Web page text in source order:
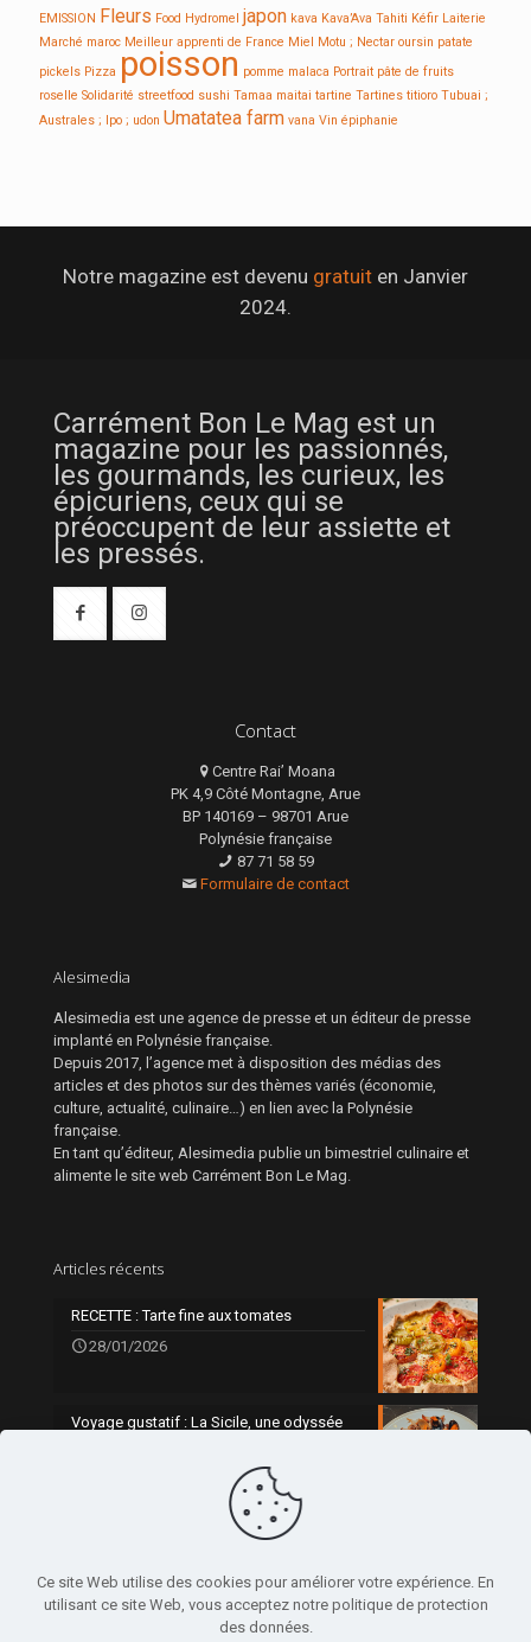
EMISSION
Fleurs Food Hydromel japon kava Kava’Ava Tahiti Kéfir Laiterie
Marché maroc Meilleur apprenti de France Miel Motu ; Nectar oursin patate
pickels Pizza poisson pomme malaca Portrait pâte de fruits
roselle Solidarité streetfood sushi Tamaa maitai tartine Tartines titioro Tubuai ;
Australes ; Ipo ; udon Umatatea farm vana Vin épiphanie
Notre magazine est devenu gratuit en Janvier
2024.
Carrément Bon Le Mag est un
magazine pour les passionnés,
les gourmands, les curieux, les
épicuriens, ceux qui se
préoccupent de leur assiette et
les pressés.
Contact
Centre Rai’ Moana
PK 4,9 Côté Montagne, Arue
BP 140169 – 98701 Arue
Polynésie française
87 71 58 59
Formulaire de contact
Alesimedia
Alesimedia est une agence de presse et un éditeur de presse
implanté en Polynésie française.
Depuis 2017, l’agence met à disposition des médias des
articles et des photos sur des thèmes variés (économie,
culture, actualité, culinaire…) en lien avec la Polynésie
française.
En tant qu’éditeur, Alesimedia publie un bimestriel culinaire et
alimente le site web Carrément Bon Le Mag.
Articles récents
RECETTE : Tarte fine aux tomates
28/01/2026
Voyage gustatif : La Sicile, une odyssée
Ce site Web utilise des cookies pour améliorer votre expérience. En
utilisant ce site Web, vous acceptez notre politique de protection
des données.